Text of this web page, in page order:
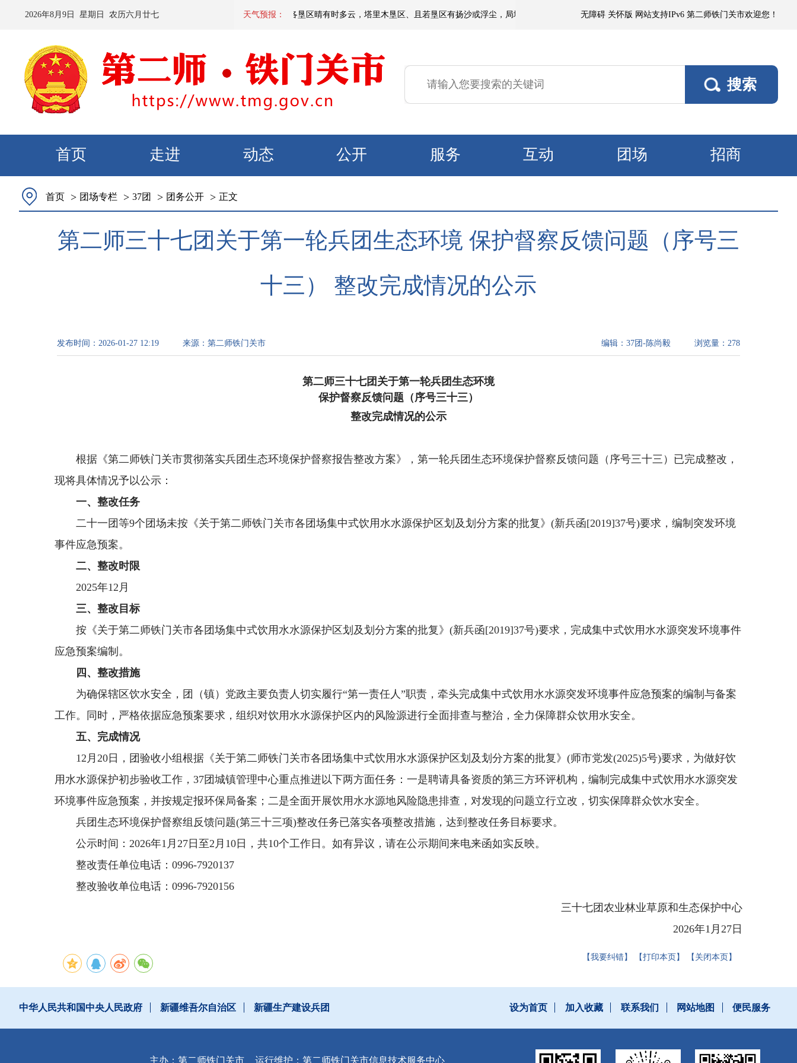
2026年8月 9 日 星期 日 农历六月廿七 天气预报：
预计：今天夜间到明天白天，各垦区晴有时多云，塔里木垦区、且若垦区有扬沙或浮尘，局地有短时沙尘暴，偏东阵风5～6级、风口阵风7～8级，其他垦区风力3～4
无障碍 关怀版 网站支持IPv6 第二师铁门关市欢迎您！
首页 走进 动态 公开 服务 互动 团场 招商
首页 > 团场专栏 > 37团 > 团务公开 > 正文
第二师三十七团关于第一轮兵团生态环境 保护督察反馈问题（序号三
十三） 整改完成情况的公示
发布时间： 2026-01-27 12:19 来源： 第二师铁门关市 浏览量： 278
编辑： 37团-陈尚毅
第二师三十七团关于第一轮兵团生态环境
保护督察反馈问题（序号三十三）
整改完成情况的公示
根据《第二师铁门关市贯彻落实兵团生态环境保护督察报告整改方案》，第一轮兵团生态环境保护督察反馈问题（序号三十三）已完成整改，
现将具体情况予以公示：
一、整改任务
二十一团等9个团场未按《关于第二师铁门关市各团场集中式饮用水水源保护区划及划分方案的批复》(新兵函[2019]37号)要求，编制突发环境
事件应急预案。
二、整改时限
2025年12月
三、整改目标
按《关于第二师铁门关市各团场集中式饮用水水源保护区划及划分方案的批复》(新兵函[2019]37号)要求，完成集中式饮用水水源突发环境事件
应急预案编制。
四、整改措施
为确保辖区饮水安全，团（镇）党政主要负责人切实履行“第一责任人”职责，牵头完成集中式饮用水水源突发环境事件应急预案的编制与备案
工作。同时，严格依据应急预案要求，组织对饮用水水源保护区内的风险源进行全面排查与整治，全力保障群众饮用水安全。
五、完成情况
12月20日，团验收小组根据《关于第二师铁门关市各团场集中式饮用水水源保护区划及划分方案的批复》(师市党发(2025)5号)要求，为做好饮
用水水源保护初步验收工作，37团城镇管理中心重点推进以下两方面任务：一是聘请具备资质的第三方环评机构，编制完成集中式饮用水水源突发
环境事件应急预案，并按规定报环保局备案；二是全面开展饮用水水源地风险隐患排查，对发现的问题立行立改，切实保障群众饮水安全。
兵团生态环境保护督察组反馈问题(第三十三项)整改任务已落实各项整改措施，达到整改任务目标要求。
公示时间：2026年1月27日至2月10日，共10个工作日。如有异议，请在公示期间来电来函如实反映。
整改责任单位电话：0996-7920137
整改验收单位电话：0996-7920156
三十七团农业林业草原和生态保护中心
2026年1月27日
【我要纠错】 【打印本页】 【关闭本页】
中华人民共和国中央人民政府 新疆维吾尔自治区 新疆生产建设兵团 设为首页 加入收藏 联系我们 网站地图 便民服务
主办：第二师铁门关市 运行维护：第二师铁门关市信息技术服务中心